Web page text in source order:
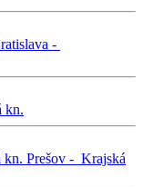
-
kn.
kn. Prešov - Krajská